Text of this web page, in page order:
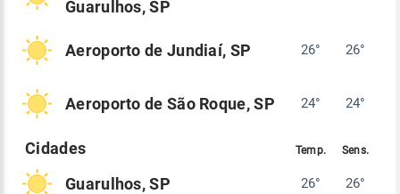
Guarulhos, SP
Aeroporto de Jundiaí, SP 26° 26°
Aeroporto de São Roque, SP 24° 24°
Guarulhos, SP 26° 26°